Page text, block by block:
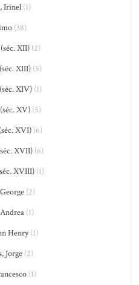
Irinel(1)
(38)
XII)(2)
XIII)(5)
XIV)(1)
XV)(5)
XVI)(6)
XVII)(6)
XVIII)(1)
(2)
(1)
Henry(1)
Jorge(2)
(1)